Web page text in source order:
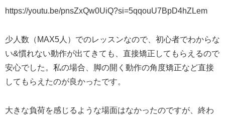
https://youtu.be/pnsZxQw0UiQ?si=5qqouU7BpD4hZLem
少人数（MAX5人）でのレッスンなので、初心者でわからな
い&慣れない動作が出てきても、直接矯正してもらえるので
安心でした。私の場合、脚の開く動作の角度矯正など直接
してもらえたのが良かったです。
大きな負荷を感じるような場面はなかったのですが、終わ